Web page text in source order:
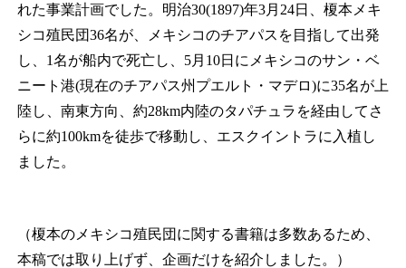
れた事業計画でした。明治30(1897)年3月24日、榎本メキ
シコ殖民団36名が、メキシコのチアパスを目指して出発
し、1名が船内で死亡し、5月10日にメキシコのサン・ベ
ニート港(現在のチアパス州プエルト・マデロ)に35名が上
陸し、南東方向、約28km内陸のタパチュラを経由してさ
らに約100kmを徒歩で移動し、エスクイントラに入植し
ました。
（榎本のメキシコ殖民団に関する書籍は多数あるため、
本稿では取り上げず、企画だけを紹介しました。）